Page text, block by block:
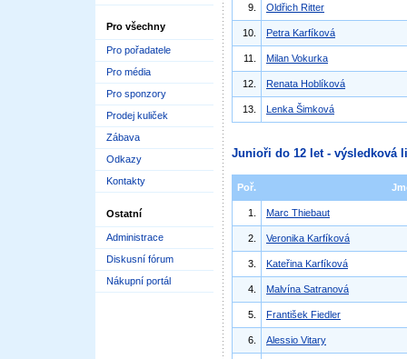
Pro všechny
Pro pořadatele
Pro média
Pro sponzory
Prodej kuliček
Zábava
Odkazy
Kontakty
Ostatní
Administrace
Diskusní fórum
Nákupní portál
9. Oldřich Ritter
10. Petra Karfíková
11. Milan Vokurka
12. Renata Hoblíková
13. Lenka Šimková
Junioři do 12 let - výsledková
Poř.
1. Marc Thiebaut
2. Veronika Karfíková
3. Kateřina Karfíková
4. Malvína Satranová
5. František Fiedler
6. Alessio Vitary